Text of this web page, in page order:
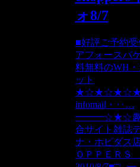
ォ8/7
■好評ご予約
アフォースバ
料無料のWH
ット
infomail・‥…
━━━☆★☆趣
合サイト雑誌
ナ・ホビダス
ＯＰＰＥＲＳ